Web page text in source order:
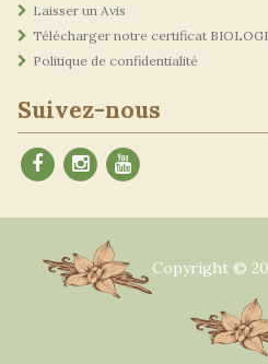
Laisser un Avis
Télécharger notre certificat
Politique de confidentialité
Suivez-nous
Copyright ©